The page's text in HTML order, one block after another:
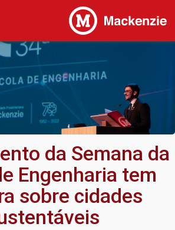
da Semana da
Engenharia tem
sobre cidades